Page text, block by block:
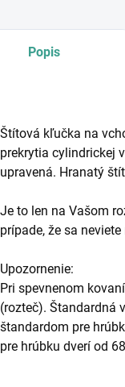
Popis
Štítová kľučka na
prekrytia cylindrickej
upravená. Hranatý
Je to len na Vašom
prípade, že sa
Upozornenie:
Pri spevnenom
(rozteč). Štandardná
štandardom pre
pre hrúbku dverí od